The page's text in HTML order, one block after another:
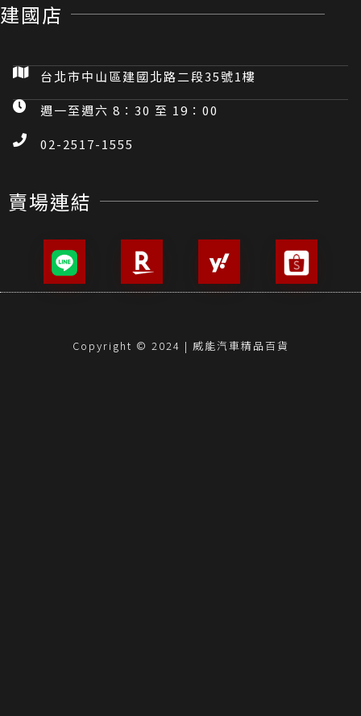
建國店
台北市中山區建國北路二段35號1樓
週一至週六 8：30 至 19：00
02-2517-1555
賣場連結
Copyright © 2024 | 威能汽車精品百貨